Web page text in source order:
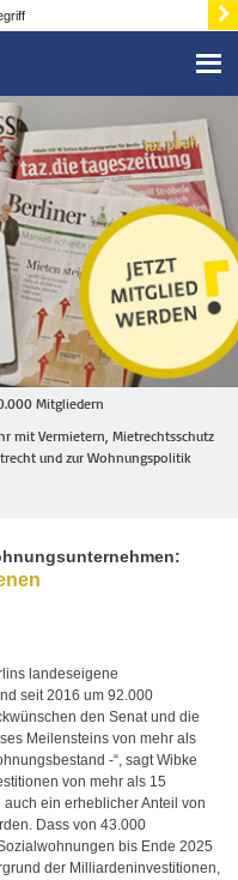
Mitgliedern
mit Vermietern, Mietrechtsschutz
und zur Wohnungspolitik
landeseigene
seit 2016 um 92.000
den Senat und die
Meilensteins von mehr als
-“, sagt Wibke
von mehr als 15
ein erheblicher Anteil von
Dass von 43.000
bis Ende 2025
der Milliardeninvestitionen,